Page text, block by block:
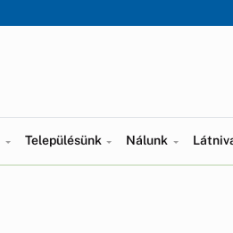
Településünk Nálunk